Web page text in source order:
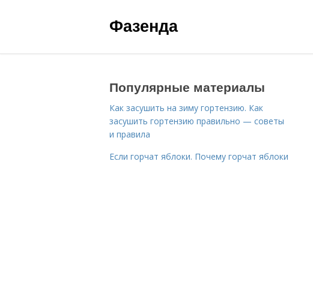
Фазенда
Популярные материалы
Как засушить на зиму гортензию. Как
засушить гортензию правильно — советы
и правила
Если горчат яблоки. Почему горчат яблоки